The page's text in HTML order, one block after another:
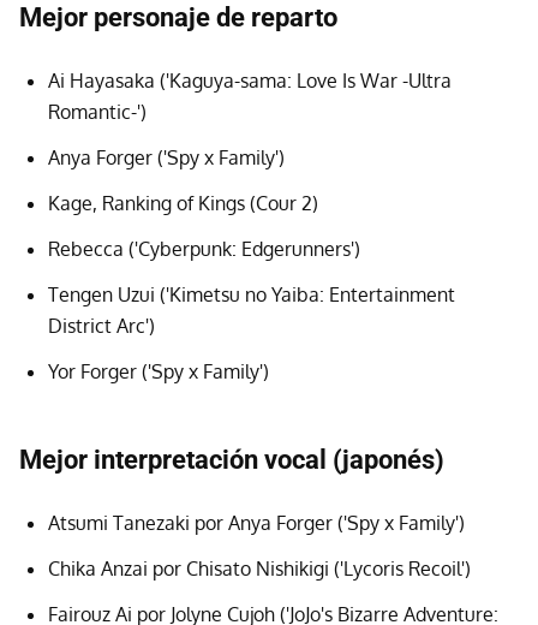
Mejor personaje de reparto
Ai Hayasaka ('Kaguya-sama: Love Is War -Ultra
Romantic-')
Anya Forger ('Spy x Family')
Kage, Ranking of Kings (Cour 2)
Rebecca ('Cyberpunk: Edgerunners')
Tengen Uzui ('Kimetsu no Yaiba: Entertainment
District Arc')
Yor Forger ('Spy x Family')
Mejor interpretación vocal (japonés)
Atsumi Tanezaki por Anya Forger ('Spy x Family')
Chika Anzai por Chisato Nishikigi ('Lycoris Recoil')
Fairouz Ai por Jolyne Cujoh ('JoJo's Bizarre Adventure: